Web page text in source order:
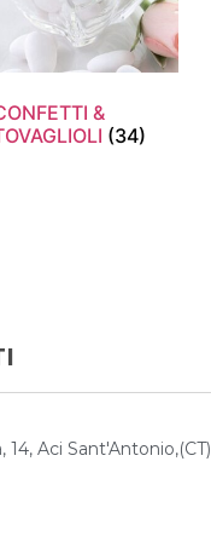
&
(34)
14, Aci Sant'Antonio,(CT)